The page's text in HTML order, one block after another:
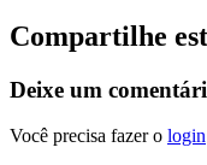
Compartilhe
Deixe um
Você precisa fazer o login